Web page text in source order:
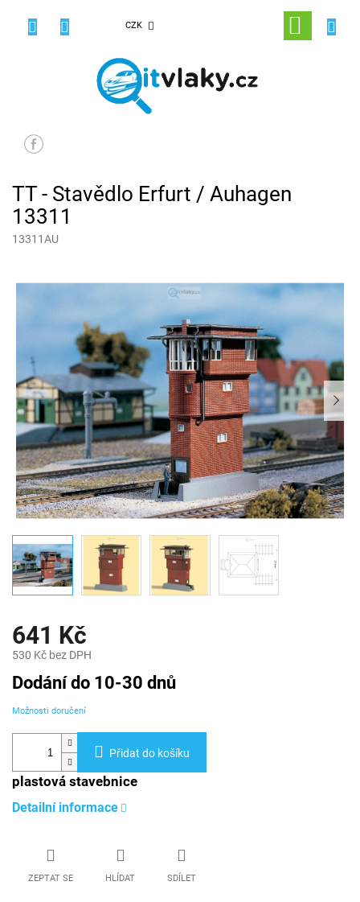
CZK
NÁKUPNÍ
KOŠÍK
TT - Stavědlo Erfurt / Auhagen
13311
13311AU
641 Kč
530 Kč bez DPH
Měrná
cena:
Dodání do 10-30 dnů
Možnosti doručení
Přidat do košíku
plastová stavebnice
Detailní informace
ZEPTAT SE HLÍDAT SDÍLET